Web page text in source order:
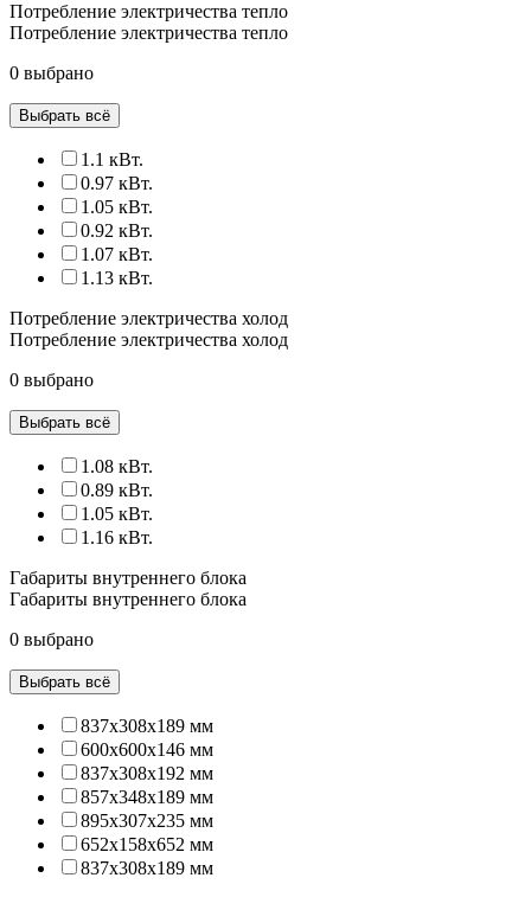
Потребление электричества тепло
Потребление электричества тепло
0 выбрано
Выбрать всё
1.1 кВт.
0.97 кВт.
1.05 кВт.
0.92 кВт.
1.07 кВт.
1.13 кВт.
Потребление электричества холод
Потребление электричества холод
0 выбрано
Выбрать всё
1.08 кВт.
0.89 кВт.
1.05 кВт.
1.16 кВт.
Габариты внутреннего блока
Габариты внутреннего блока
0 выбрано
Выбрать всё
837х308х189 мм
600x600x146 мм
837x308x192 мм
857x348x189 мм
895x307x235 мм
652x158x652 мм
837x308x189 мм